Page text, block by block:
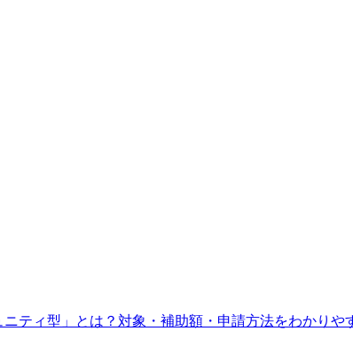
ティ型」とは？対象・補助額・申請方法をわかりや